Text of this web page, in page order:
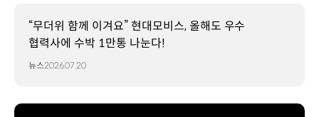
“무더위 함께 이겨요” 현대모비스, 올해도 우수
협력사에 수박 1만통 나눈다!
뉴스2026.07.20